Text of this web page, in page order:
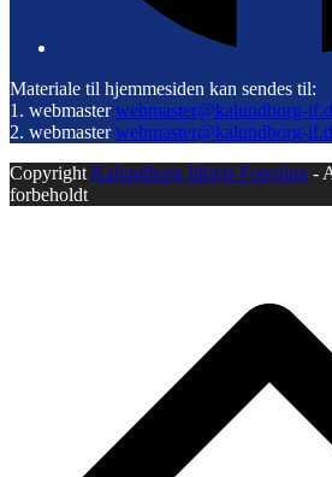
Materiale til hjemmesiden kan sendes til:
1. webmasterwebmaster@kalundborg-
2. webmasterwebmaster@kalundborg-
Copyright Kalundborg Idræts Forening -
forbeholdt